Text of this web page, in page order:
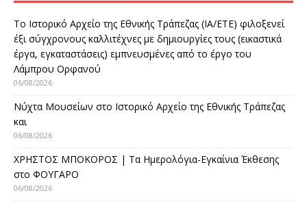
Το Ιστορικό Αρχείο της Εθνικής Τράπεζας (ΙΑ/ΕΤΕ) φιλοξενεί
έξι σύγχρονους καλλιτέχνες με δημιουργίες τους (εικαστικά
έργα, εγκαταστάσεις) εμπνευσμένες από το έργο του
Λάμπρου Ορφανού
06/08/2026
Νύχτα Μουσείων στο Ιστορικό Αρχείο της Εθνικής Τράπεζας
και
06/08/2026
ΧΡΗΣΤΟΣ ΜΠΟΚΟΡΟΣ | Τα Ημερολόγια-Εγκαίνια Έκθεσης
στο ΦΟΥΓΑΡΟ
06/08/2026